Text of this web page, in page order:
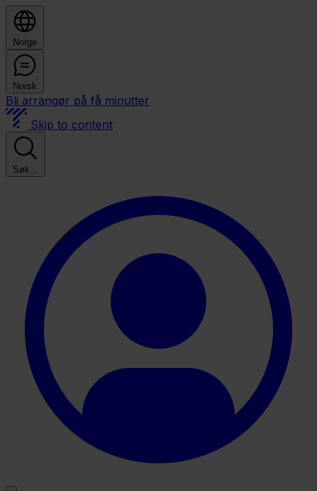
Norge
Norsk
Bli arrangør på få minutter
Skip to content
Søk...